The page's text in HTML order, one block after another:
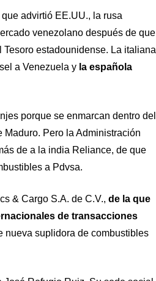
advirtió EE.UU., la rusa
venezolano después de que
estadounidense. La italiana
a Venezuela yla española
porque se enmarcan dentro del
Pero la Administración
de a la india Reliance, de que
a Pdvsa.
& Cargo S.A. de C.V., de la que
de transacciones
nueva suplidora de combustibles